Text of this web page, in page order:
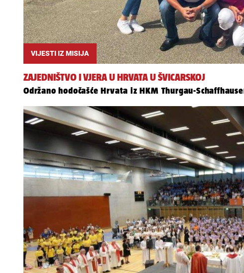
VIJESTI IZ MISIJA
ZAJEDNIŠTVO I VJERA U HRVATA U ŠVICARSKOJ
Održano hodočašće Hrvata iz HKM Thurgau-